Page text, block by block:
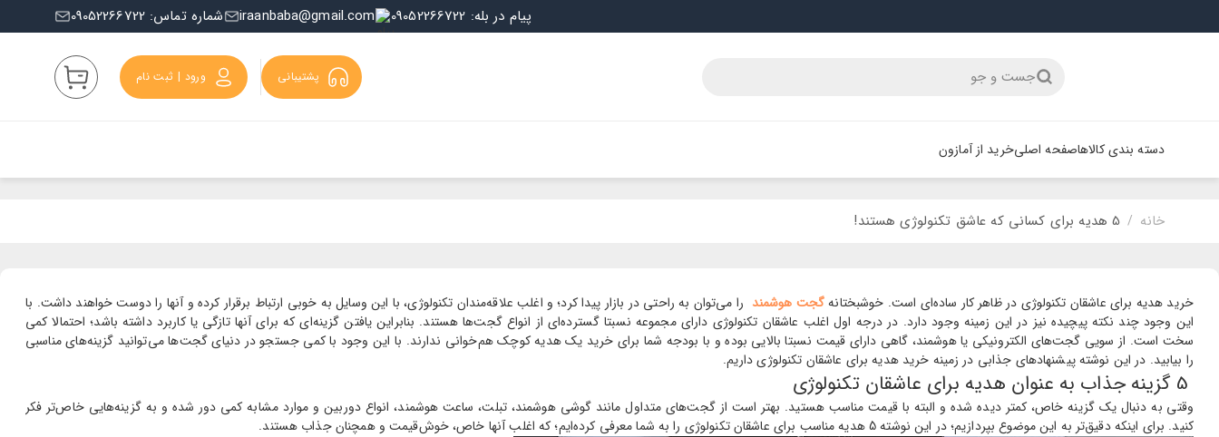
شماره تماس: 09052266722 iraanbaba@gmail.com پیام در بله: 09052266722
جست و جو پشتیبانی ورود | ثبت نام
دسته بندی کالاهاصفحه اصلیخرید از آمازون
خانه / 5 هدیه برای کسانی که عاشق تکنولوژی هستند!
خرید هدیه برای عاشقان تکنولوژی در ظاهر کار ساده‌ای است. خوشبختانهگجت هوشمند را می‌توان به راحتی در بازار پیدا کرد؛ و اغلب علاقه‌مندان تکنولوژی، با این وسایل به خوبی ارتباط برقرار کرده و آنها را دوست خواهند داشت. با
این وجود چند نکته پیچیده نیز در این زمینه وجود دارد. در درجه اول اغلب عاشقان تکنولوژی دارای مجموعه نسبتا گسترده‌ای از انواع گجت‌ها هستند. بنابراین یافتن گزینه‌ای که برای آنها تازگی یا کاربرد داشته باشد؛ احتمالا کمی
سخت است. از سویی گجت‌های الکترونیکی یا هوشمند، گاهی دارای قیمت نسبتا بالایی بوده و با بودجه شما برای خرید یک هدیه کوچک هم‌خوانی ندارند. با این وجود با کمی جستجو در دنیای گجت‌ها می‌توانید گزینه‌های مناسبی
را بیابید. در این نوشته پیشنهادهای جذابی در زمینه خرید هدیه برای عاشقان تکنولوژی داریم.
5 گزینه جذاب به عنوان هدیه برای عاشقان تکنولوژی
وقتی به دنبال یک گزینه خاص، کمتر دیده شده و البته با قیمت مناسب هستید. بهتر است از گجت‌های متداول مانند گوشی هوشمند، تبلت، ساعت هوشمند، انواع دوربین و موارد مشابه کمی دور شده و به گزینه‌هایی خاص‌تر فکر
کنید. برای اینکه دقیق‌تر به این موضوع بپردازیم؛ در این نوشته 5 هدیه مناسب برای عاشقان تکنولوژی را به شما معرفی کرده‌ایم؛ که اغلب آنها خاص، خوش‌قیمت و همچنان جذاب هستند.